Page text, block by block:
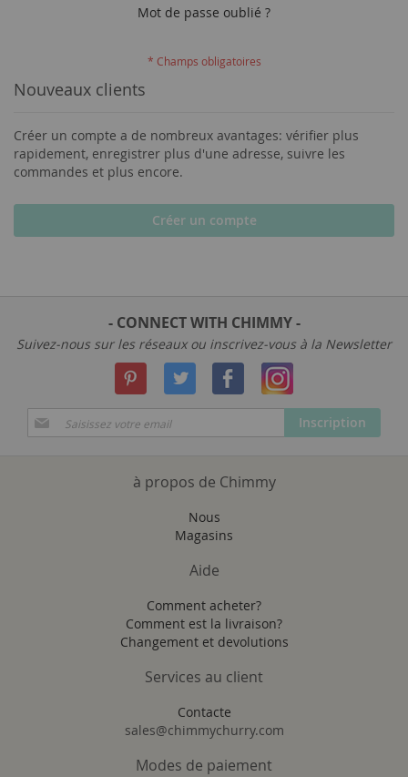
Mot de passe oublié ?
Nouveaux clients
Créer un compte a de nombreux avantages: vérifier plus
rapidement, enregistrer plus d'une adresse, suivre les
commandes et plus encore.
Créer un compte
- CONNECT WITH CHIMMY -
Suivez-nous sur les réseaux ou inscrivez-vous à la Newsletter
Inscription
à
Inscription
à propos de Chimmy
Nous
Magasins
Aide
Comment acheter?
Comment est la livraison?
Changement et devolutions
Services au client
Contacte
sales@chimmychurry.com
Modes de paiement